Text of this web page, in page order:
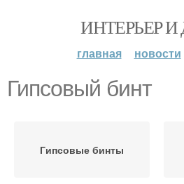
ИНТЕРЬЕР И
главная новости
Гипсовый бинт
Гипсовые бинты